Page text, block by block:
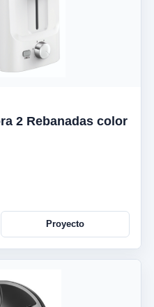
2 Rebanadas color
Proyecto